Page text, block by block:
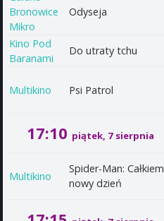
Bronowice
Mikro
Odyseja
Kino Pod
Baranami
Do utraty tchu
Multikino Psi Patrol
17:10 piątek, 7 sierpnia
Multikino
Spider-Man: Całkiem
nowy dzień